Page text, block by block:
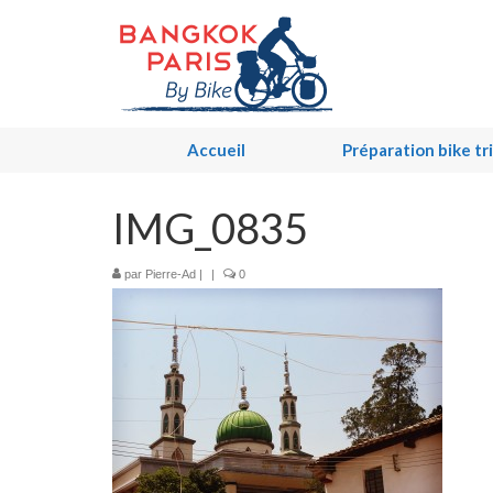
Accueil Préparation bike
IMG_0835
par Pierre-Ad | | 0